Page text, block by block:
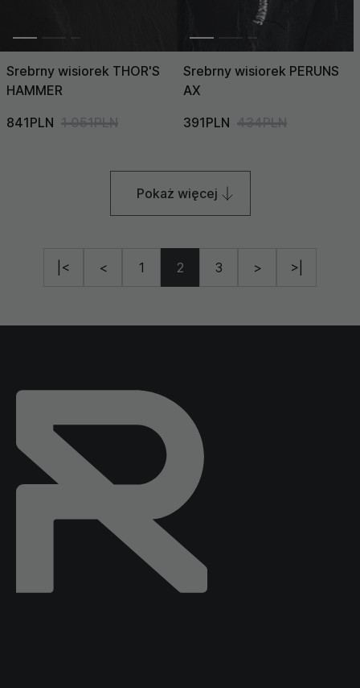
Srebrny wisiorek THOR'S
HAMMER
841PLN 1 051PLN
Srebrny wisiorek PERUNS
AX
391PLN 434PLN
Pokaż więcej
|< < 1 2 3 > >|